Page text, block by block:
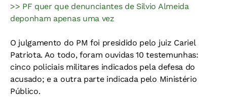
>> PF quer que denunciantes de Silvio Almeida
deponham apenas uma vez
O julgamento do PM foi presidido pelo juiz Cariel
Patriota. Ao todo, foram ouvidas 10 testemunhas:
cinco policiais militares indicados pela defesa do
acusado; e a outra parte indicada pelo Ministério
Público.